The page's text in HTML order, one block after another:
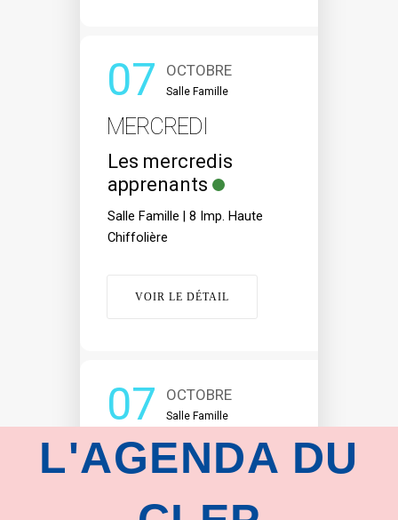
07 OCTOBRE
Salle Famille
MERCREDI
Les mercredis
apprenants
Salle Famille | 8 Imp. Haute
Chiffolière
VOIR LE DÉTAIL
07 OCTOBRE
Salle Famille
MERCREDI
L'AGENDA DU